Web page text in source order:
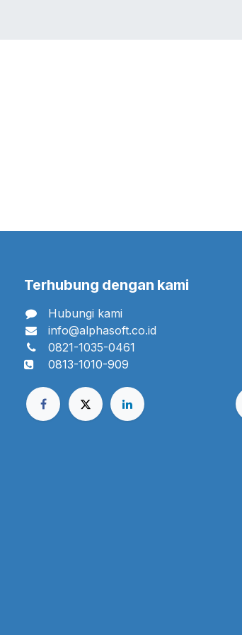
Terhubung dengan kami
Hubungi kami
info@alphasoft.co.id
0821-1035-0461
0813-1010-909